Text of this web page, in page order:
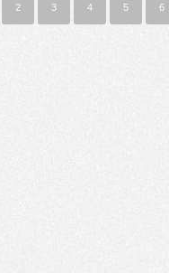
2 3 4 5 6